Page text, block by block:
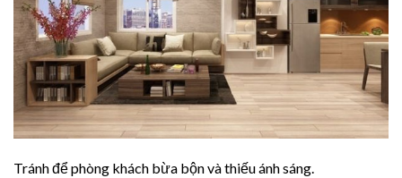
Tránh để phòng khách bừa bộn và thiếu ánh sáng.